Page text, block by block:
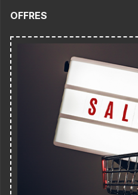
OFFRES